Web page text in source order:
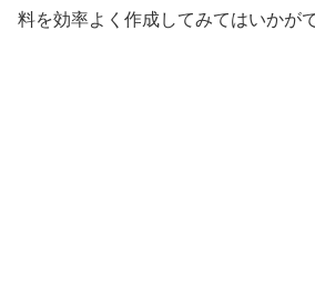
料を効率よく作成してみてはいかが